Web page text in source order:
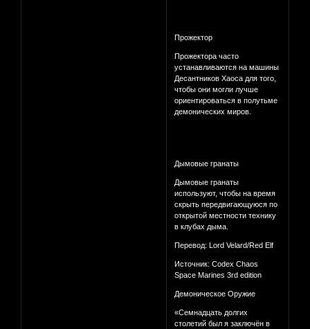
Прожектор
Прожектора часто
устанавливаются на машины
Десантников Хаоса для того,
чтобы они могли лучше
ориентироваться в полутьме
демонических миров.
Дымовые гранаты
Дымовые гранаты
используют, чтобы на время
скрыть передвигающуюся по
открытой местности технику
в клубах дыма.
Перевод: Lord Velard/Red Elf
Источник: Codex Chaos
Space Marines 3rd edition
Демоническое Оружие
«Семнадцать долгих
столетий был я заключён в